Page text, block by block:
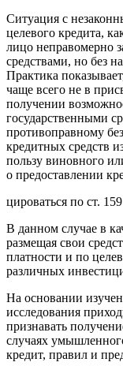
Ситуация с
целевого кредита,
лицо неправомерно
средствами, но без
Практика
чаще всего не в
получении
государственными
противоправному
кредитных средств
пользу виновного
о предоставлении
цироваться по ст.
В данном случае в
размещая свои
платности и по
различных
На основании
исследования
признавать
случаях
кредит, правил и